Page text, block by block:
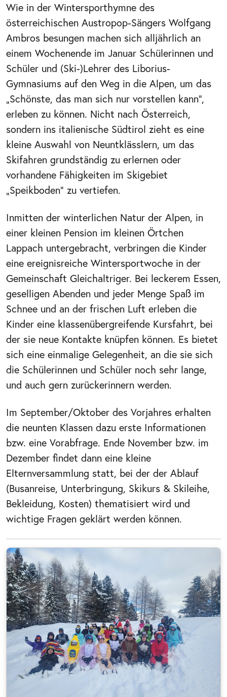
Wie in der Wintersporthymne des
österreichischen Austropop-Sängers Wolfgang
Ambros besungen machen sich alljährlich an
einem Wochenende im Januar Schülerinnen und
Schüler und (Ski-)Lehrer des Liborius-
Gymnasiums auf den Weg in die Alpen, um das
„Schönste, das man sich nur vorstellen kann“,
erleben zu können. Nicht nach Österreich,
sondern ins italienische Südtirol zieht es eine
kleine Auswahl von Neuntklässlern, um das
Skifahren grundständig zu erlernen oder
vorhandene Fähigkeiten im Skigebiet
„Speikboden“ zu vertiefen.
Inmitten der winterlichen Natur der Alpen, in
einer kleinen Pension im kleinen Örtchen
Lappach untergebracht, verbringen die Kinder
eine ereignisreiche Wintersportwoche in der
Gemeinschaft Gleichaltriger. Bei leckerem Essen,
geselligen Abenden und jeder Menge Spaß im
Schnee und an der frischen Luft erleben die
Kinder eine klassenübergreifende Kursfahrt, bei
der sie neue Kontakte knüpfen können. Es bietet
sich eine einmalige Gelegenheit, an die sie sich
die Schülerinnen und Schüler noch sehr lange,
und auch gern zurückerinnern werden.
Im September/Oktober des Vorjahres erhalten
die neunten Klassen dazu erste Informationen
bzw. eine Vorabfrage. Ende November bzw. im
Dezember findet dann eine kleine
Elternversammlung statt, bei der der Ablauf
(Busanreise, Unterbringung, Skikurs & Skileihe,
Bekleidung, Kosten) thematisiert wird und
wichtige Fragen geklärt werden können.